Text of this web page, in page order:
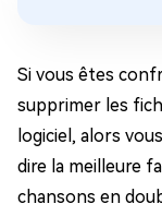
Si vous êtes
supprimer les
logiciel, alors
dire la meilleure
chansons en